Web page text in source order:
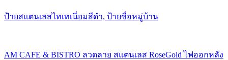
ป้ายสแตนเลสไทเทเนี่ยมสีดำ, ป้ายชื่อหมู่บ้าน
AM CAFE & BISTRO ลวดลาย สแตนเลส RoseGold ไฟออกหลัง